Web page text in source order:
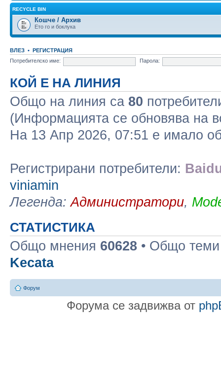
RECYCLE BIN
Кошче / Архив
Ето го и боклука
ВЛЕЗ • РЕГИСТРАЦИЯ
Потребителско име:
Парола:
КОЙ Е НА ЛИНИЯ
Общо на линия са 80
(Информацията се обновява на
На 13 Апр 2026, 07:51 е имало
Регистрирани потребители:
viniamin
Легенда:Администратори,
СТАТИСТИКА
Общо мнения 60628 • Общо
Kecata
Форум
Форума се задвижва от